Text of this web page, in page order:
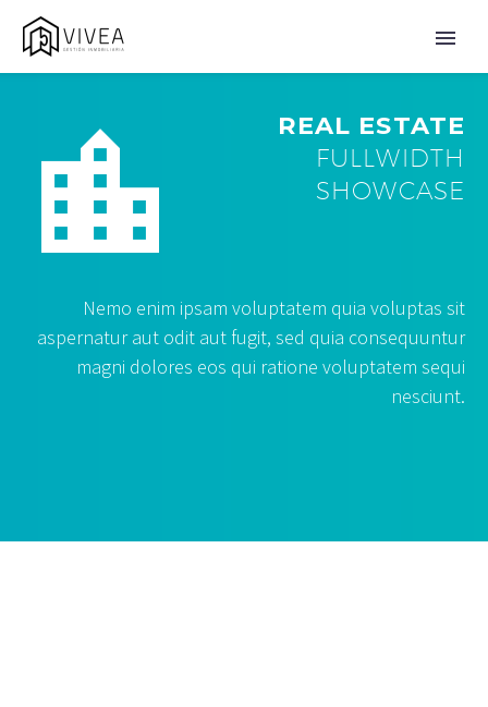

 REAL ESTATE
FULLWIDTH
SHOWCASE
Nemo enim ipsam voluptatem quia voluptas sit
aspernatur aut odit aut fugit, sed quia consequuntur
magni dolores eos qui ratione voluptatem sequi
nesciunt.